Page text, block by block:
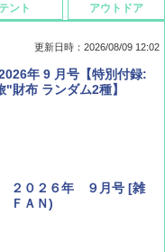
更新日時：2026/08/09 12:02
年 9 月号【特別付録:
財布 ランダム2種】
２０２６年 ９月号 [雑
ＦＡＮ)
テント アウトドア